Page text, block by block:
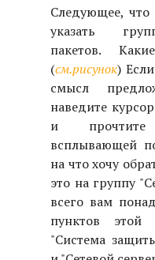
Следующее, что
указать
пакетов.
(см.рисунок)
смысл
наведите
и
всплывающей
на что хочу
это на группу
всего вам
пунктов этой
"Система